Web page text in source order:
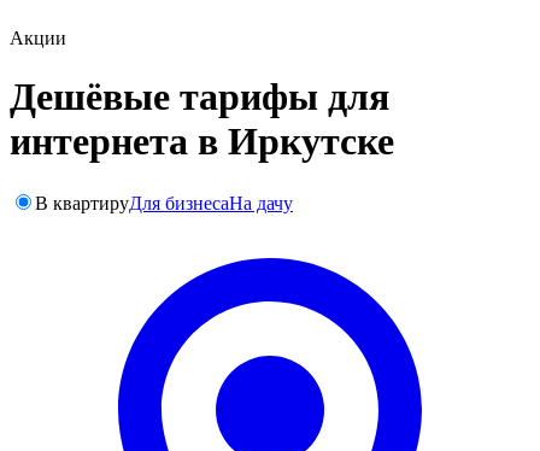
Акции
Дешёвые тарифы для
интернета в Иркутске
В квартируДля бизнесаНа дачу